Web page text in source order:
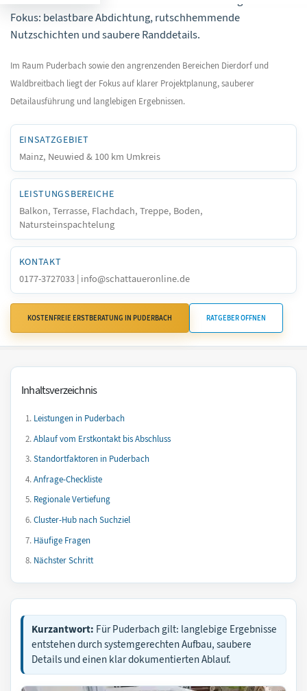
Fokus: belastbare Abdichtung, rutschhemmende
Nutzschichten und saubere Randdetails.
Im Raum Puderbach sowie den angrenzenden Bereichen Dierdorf und
Waldbreitbach liegt der Fokus auf klarer Projektplanung, sauberer
Detailausführung und langlebigen Ergebnissen.
EINSATZGEBIET
Mainz, Neuwied & 100 km Umkreis
LEISTUNGSBEREICHE
Balkon, Terrasse, Flachdach, Treppe, Boden,
Natursteinspachtelung
KONTAKT
0177-3727033 | info@schattaueronline.de
KOSTENFREIE ERSTBERATUNG IN PUDERBACH RATGEBER ÖFFNEN
Inhaltsverzeichnis
Leistungen in Puderbach
Ablauf vom Erstkontakt bis Abschluss
Standortfaktoren in Puderbach
Anfrage-Checkliste
Regionale Vertiefung
Cluster-Hub nach Suchziel
Häufige Fragen
Nächster Schritt
Kurzantwort: Für Puderbach gilt: langlebige Ergebnisse
entstehen durch systemgerechten Aufbau, saubere
Details und einen klar dokumentierten Ablauf.